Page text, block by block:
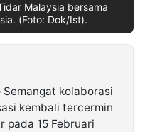
Malaysia bersama
(Foto: Dok/Ist).
Semangat kolaborasi
kembali tercermin
pada 15 Februari